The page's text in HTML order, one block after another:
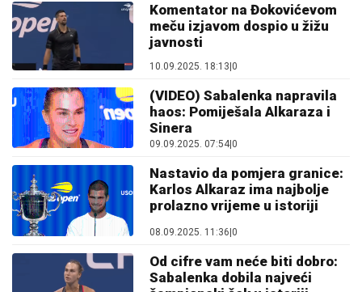
Komentator na Đokovićevom
meču izjavom dospio u žižu
javnosti
10.09.2025. 18:13|0
(VIDEO) Sabalenka napravila
haos: Pomiješala Alkaraza i
Sinera
09.09.2025. 07:54 0
Nastavio da pomjera granice:
Karlos Alkaraz ima najbolje
prolazno vrijeme u istoriji
08.09.2025. 11:36 0
Od cifre vam neće biti dobro:
Sabalenka dobila najveći